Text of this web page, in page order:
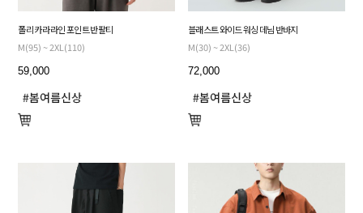
폴리 카라 라인 포인트 반팔티
M(95) ~ 2XL(110)
59,000
블래스트 와이드 워싱 데님 반바지
M(30) ~ 2XL(36)
72,000